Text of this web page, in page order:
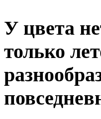
У цвета
только